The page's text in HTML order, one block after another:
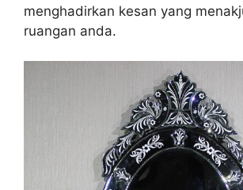
menghadirkan kesan yang
ruangan anda.